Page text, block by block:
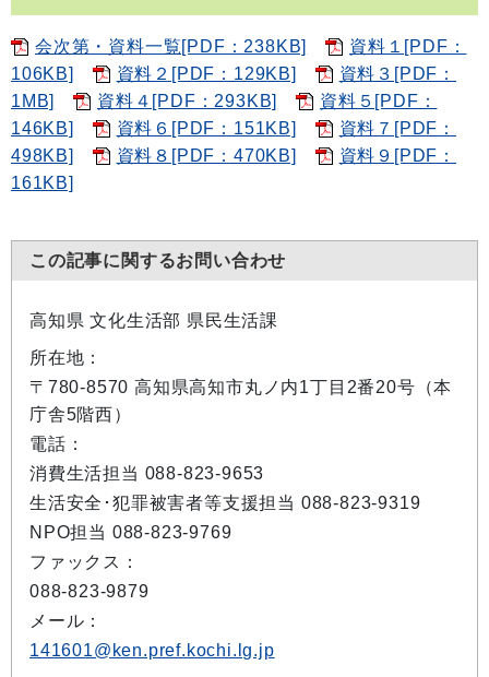
会次第・資料一覧[PDF：238KB]
資料１[PDF：
106KB]
資料２[PDF：129KB]
資料３[PDF：
1MB]
資料４[PDF：293KB]
資料５[PDF：
146KB]
資料６[PDF：151KB]
資料７[PDF：
498KB]
資料８[PDF：470KB]
資料９[PDF：
161KB]
この記事に関するお問い合わせ
高知県 文化生活部 県民生活課
所在地：
〒780-8570 高知県高知市丸ノ内1丁目2番20号（本
庁舎5階西）
電話：
消費生活担当 088-823-9653
生活安全･犯罪被害者等支援担当 088-823-9319
NPO担当 088-823-9769
ファックス：
088-823-9879
メール：
141601@ken.pref.kochi.lg.jp